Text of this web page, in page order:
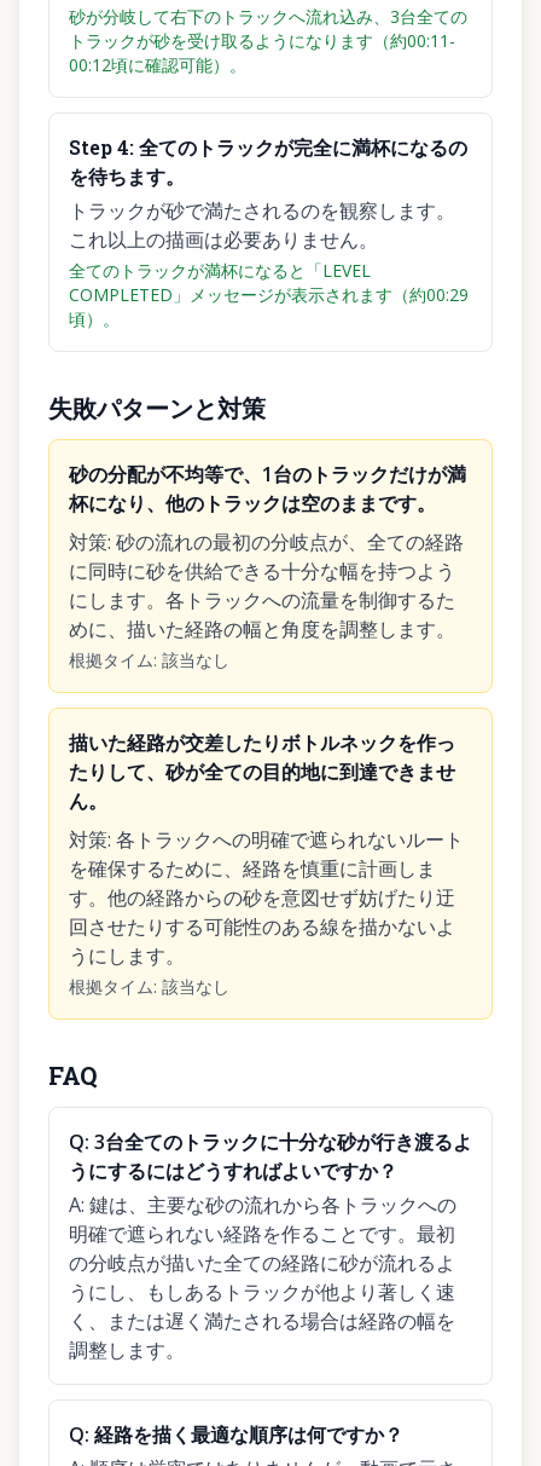
砂が分岐して右下のトラックへ流れ込み、3台全ての
トラックが砂を受け取るようになります（約00:11-
00:12頃に確認可能）。
Step4:全てのトラックが完全に満杯になるの
を待ちます。
トラックが砂で満たされるのを観察します。
これ以上の描画は必要ありません。
全てのトラックが満杯になると「LEVEL
COMPLETED」メッセージが表示されます（約00:29
頃）。
失敗パターンと対策
砂の分配が不均等で、1台のトラックだけが満
杯になり、他のトラックは空のままです。
対策: 砂の流れの最初の分岐点が、全ての経路
に同時に砂を供給できる十分な幅を持つよう
にします。各トラックへの流量を制御するた
めに、描いた経路の幅と角度を調整します。
根拠タイム: 該当なし
描いた経路が交差したりボトルネックを作っ
たりして、砂が全ての目的地に到達できませ
ん。
対策: 各トラックへの明確で遮られないルート
を確保するために、経路を慎重に計画しま
す。他の経路からの砂を意図せず妨げたり迂
回させたりする可能性のある線を描かないよ
うにします。
根拠タイム: 該当なし
FAQ
Q: 3台全てのトラックに十分な砂が行き渡るよ
うにするにはどうすればよいですか？
A: 鍵は、主要な砂の流れから各トラックへの
明確で遮られない経路を作ることです。最初
の分岐点が描いた全ての経路に砂が流れるよ
うにし、もしあるトラックが他より著しく速
く、または遅く満たされる場合は経路の幅を
調整します。
Q: 経路を描く最適な順序は何ですか？